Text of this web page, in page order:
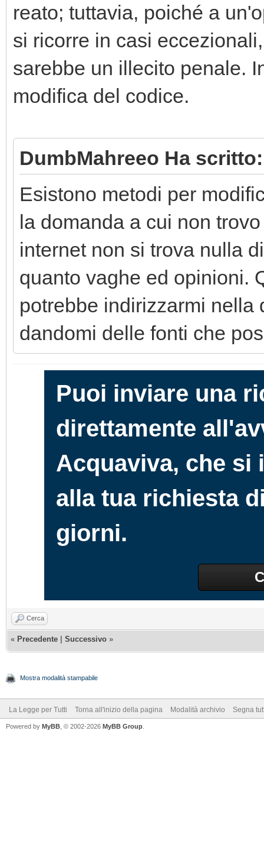
reato; tuttavia, poiché a
si ricorre in casi
sarebbe un illecito penale.
modifica del codice.
DumbMahreeo Ha scritto:
Esistono metodi per
la domanda a cui non
internet non si trova nulla
quanto vaghe ed opinioni.
potrebbe indirizzarmi
dandomi delle fonti che
Puoi inviare una
direttamente
Acquaviva, che si
alla tua richiesta
giorni.
Cerca
« Precedente Successivo »
Mostra modalità stampabile
La Legge per Tutti Torna all'inizio della pagina Modalità archivio Segna
Powered by MyBB , © 2002-2026 MyBB Group